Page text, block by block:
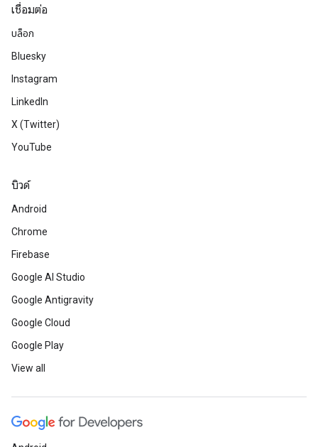
เชื่อมต่อ
บล็อก
Bluesky
Instagram
LinkedIn
X (Twitter)
YouTube
บิวด์
Android
Chrome
Firebase
Google AI Studio
Google Antigravity
Google Cloud
Google Play
View all